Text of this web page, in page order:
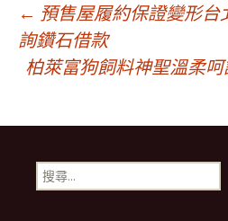
文
章
導
覽
← 預售屋履約保證變形
詢鑽石借款
柏萊富狗飼料神聖溫柔
搜
尋